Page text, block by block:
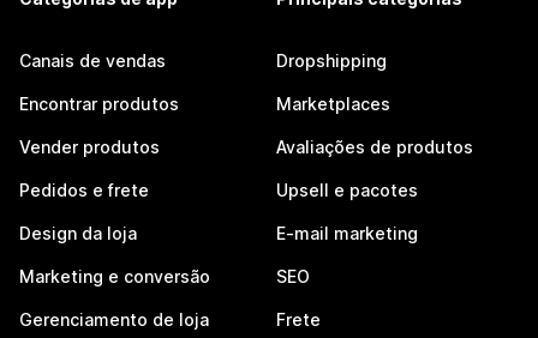
Canais de vendas
Encontrar produtos
Vender produtos
Pedidos e frete
Design da loja
Marketing e conversão
Gerenciamento de loja
Dropshipping
Marketplaces
Avaliações de produtos
Upsell e pacotes
E-mail marketing
SEO
Frete